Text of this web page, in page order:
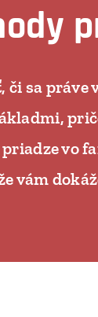
sa práve
vo
vám